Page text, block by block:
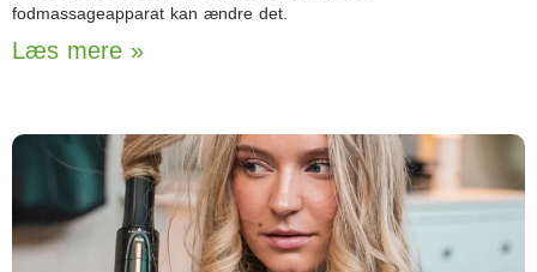
fodmassageapparat kan ændre det.
Læs mere »